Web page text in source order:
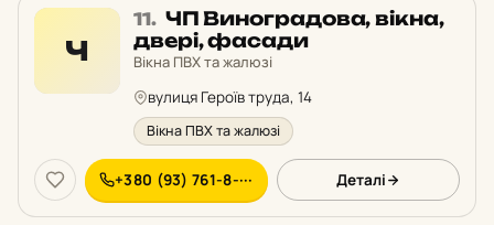
Ч
11. Місце
11
у
ЧП Виноградова, вікна,
двері, фасади
Вікна ПВХ та жалюзі
вулиця Героїв труда, 14
Вікна ПВХ та жалюзі
+380 (93) 761-8-··· Деталі